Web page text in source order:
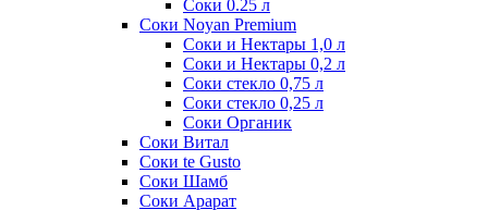
Соки 0.25 л
Соки Noyan Premium
Соки и Нектары 1,0 л
Соки и Нектары 0,2 л
Соки стекло 0,75 л
Соки стекло 0,25 л
Соки Органик
Соки Витал
Соки te Gusto
Соки Шамб
Соки Арарат